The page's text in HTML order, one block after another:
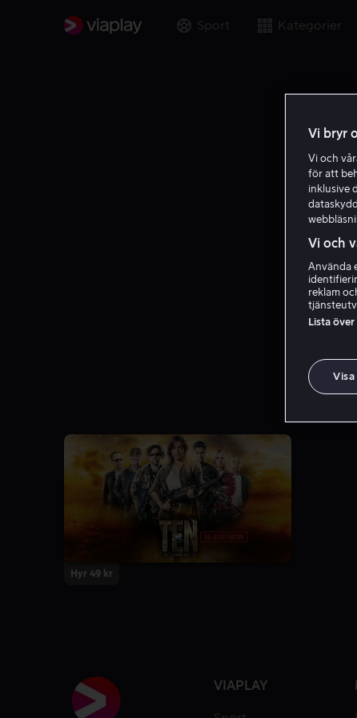
Sport Kategorier
Hyr 49 kr
VIAPLAY
Vi bryr
Vi och
för att
inklusive
Vi och
Använda
reklam
Lista